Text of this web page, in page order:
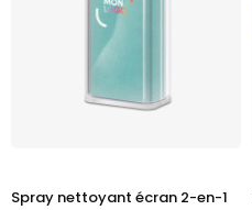
Spray nettoyant écran 2-en-1